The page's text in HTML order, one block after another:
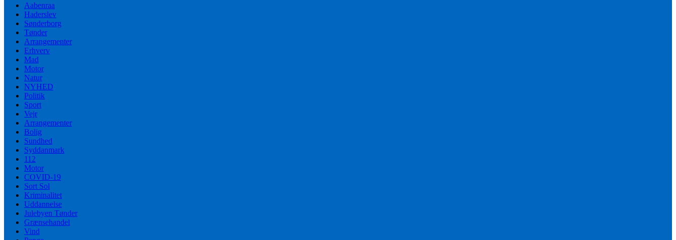
Aabenraa
Haderslev
Sønderborg
Tønder
Arrangementer
Erhverv
Mad
Motor
Natur
NYHED
Politik
Sport
Vejr
Arrangementer
Bolig
Sundhed
Syddanmark
112
Motor
COVID-19
Sort Sol
Kriminalitet
Uddannelse
Julebyen Tønder
Grænsehandel
Vind